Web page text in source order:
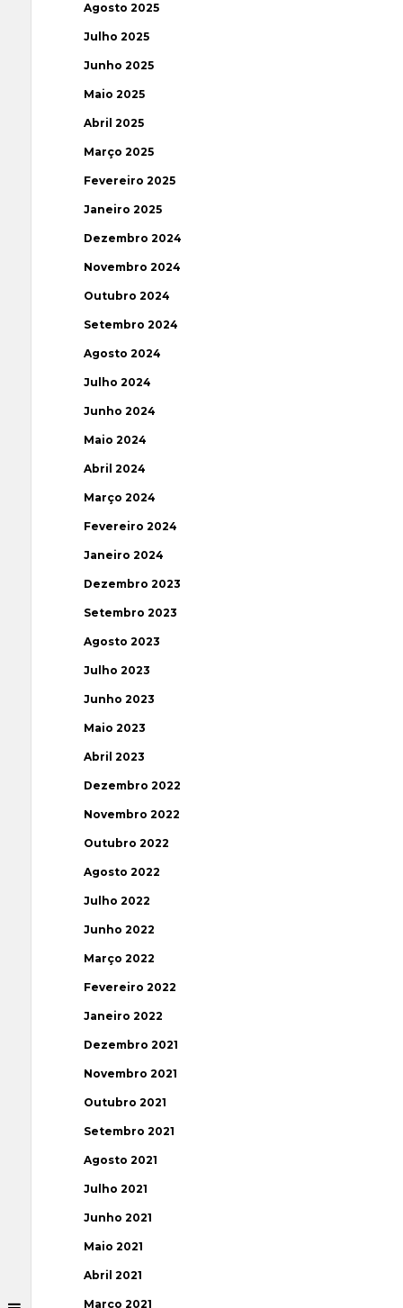
Agosto 2025
Julho 2025
Junho 2025
Maio 2025
Abril 2025
Março 2025
Fevereiro 2025
Janeiro 2025
Dezembro 2024
Novembro 2024
Outubro 2024
Setembro 2024
Agosto 2024
Julho 2024
Junho 2024
Maio 2024
Abril 2024
Março 2024
Fevereiro 2024
Janeiro 2024
Dezembro 2023
Setembro 2023
Agosto 2023
Julho 2023
Junho 2023
Maio 2023
Abril 2023
Dezembro 2022
Novembro 2022
Outubro 2022
Agosto 2022
Julho 2022
Junho 2022
Março 2022
Fevereiro 2022
Janeiro 2022
Dezembro 2021
Novembro 2021
Outubro 2021
Setembro 2021
Agosto 2021
Julho 2021
Junho 2021
Maio 2021
Abril 2021
Março 2021